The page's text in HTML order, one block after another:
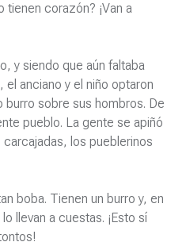
tienen corazón? ¡Van a
y siendo que aún faltaba
anciano y el niño optaron
sobre sus hombros. De
pueblo. La gente se apiñó
los pueblerinos
boba. Tienen un burro y, en
llevan a cuestas. ¡Esto sí